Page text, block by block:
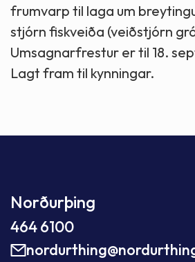
frumvarp til laga um
stjórn fiskveiða (veiðstjórn
Umsagnarfrestur er til 18.
Lagt fram til kynningar.
Norðurþing
464 6100